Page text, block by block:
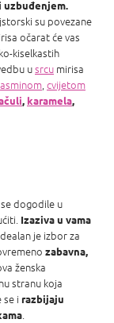
uzbuđenjem.
su povezane
očarat će vas
kiselkastih
usrcu mirisa
, cvijetom
, karamela,
dogodile u
Izaziva u vama
je izbor za
zabavna,
ženska
stranu koja
i razbijaju
.